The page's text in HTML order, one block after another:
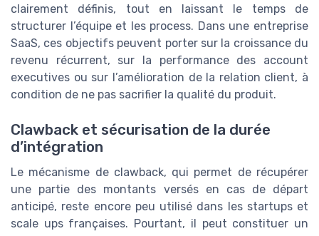
clairement définis, tout en laissant le temps de
structurer l’équipe et les process. Dans une entreprise
SaaS, ces objectifs peuvent porter sur la croissance du
revenu récurrent, sur la performance des account
executives ou sur l’amélioration de la relation client, à
condition de ne pas sacrifier la qualité du produit.
Clawback et sécurisation de la durée
d’intégration
Le mécanisme de clawback, qui permet de récupérer
une partie des montants versés en cas de départ
anticipé, reste encore peu utilisé dans les startups et
scale ups françaises. Pourtant, il peut constituer un